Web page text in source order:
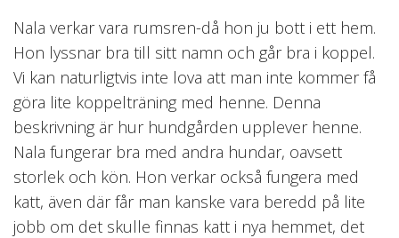
Nala verkar vara rumsren-då hon ju bott i ett hem.
Hon lyssnar bra till sitt namn och går bra i koppel.
Vi kan naturligtvis inte lova att man inte kommer få
göra lite koppelträning med henne. Denna
beskrivning är hur hundgården upplever henne.
Nala fungerar bra med andra hundar, oavsett
storlek och kön. Hon verkar också fungera med
katt, även där får man kanske vara beredd på lite
jobb om det skulle finnas katt i nya hemmet, det